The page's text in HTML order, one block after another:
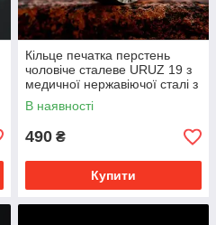
Кільце печатка перстень
чоловіче сталеве URUZ 19 з
медичної нержавіючої сталі з
Рунами 19
В наявності
490 ₴
Купити